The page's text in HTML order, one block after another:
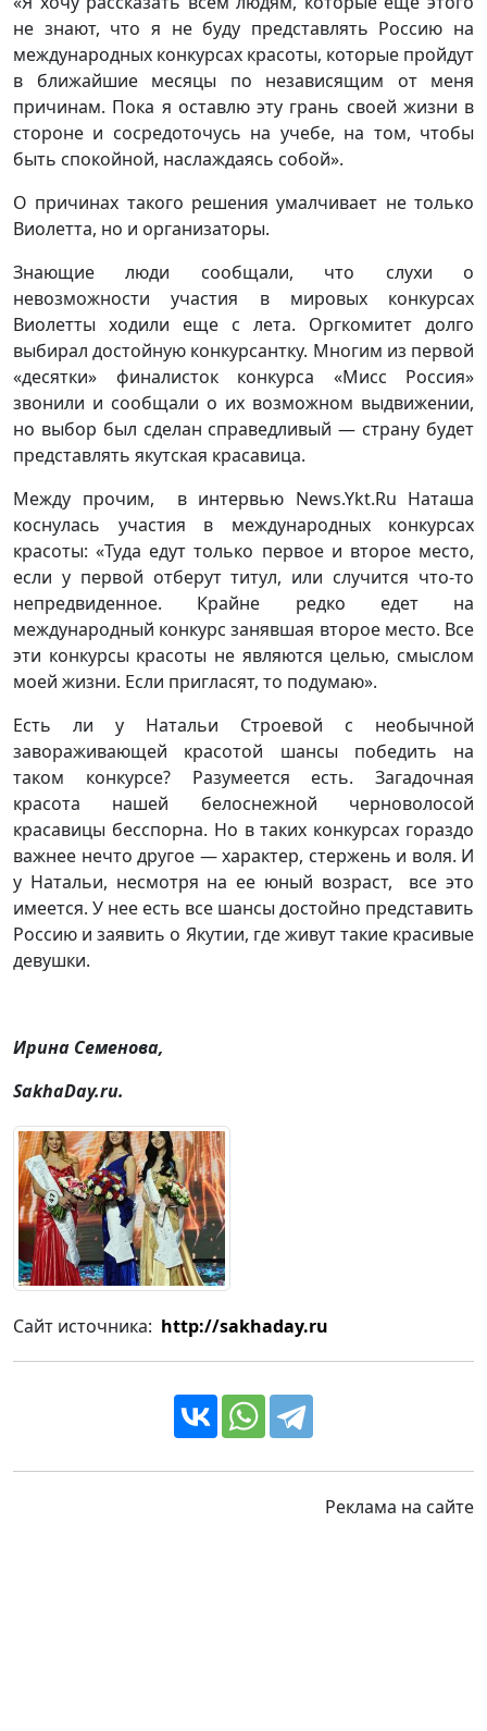
не знают, что я не буду представлять Россию на
международных конкурсах красоты, которые пройдут
в ближайшие месяцы по независящим от меня
причинам. Пока я оставлю эту грань своей жизни в
стороне и сосредоточусь на учебе, на том, чтобы
быть спокойной, наслаждаясь собой».
О причинах такого решения умалчивает не только
Виолетта, но и организаторы.
Знающие люди сообщали, что слухи о
невозможности участия в мировых конкурсах
Виолетты ходили еще с лета. Оргкомитет долго
выбирал достойную конкурсантку. Многим из первой
«десятки» финалисток конкурса «Мисс Россия»
звонили и сообщали о их возможном выдвижении,
но выбор был сделан справедливый — страну будет
представлять якутская красавица.
Между прочим, в интервью News.Ykt.Ru Наташа
коснулась участия в международных конкурсах
красоты: «Туда едут только первое и второе место,
если у первой отберут титул, или случится что-то
непредвиденное. Крайне редко едет на
международный конкурс занявшая второе место. Все
эти конкурсы красоты не являются целью, смыслом
моей жизни. Если пригласят, то подумаю».
Есть ли у Натальи Строевой с необычной
завораживающей красотой шансы победить на
таком конкурсе? Разумеется есть. Загадочная
красота нашей белоснежной черноволосой
красавицы бесспорна. Но в таких конкурсах гораздо
важнее нечто другое — характер, стержень и воля. И
у Натальи, несмотря на ее юный возраст, все это
имеется. У нее есть все шансы достойно представить
Россию и заявить о Якутии, где живут такие красивые
девушки.
Ирина Семенова,
SakhaDay.ru.
Сайт источника: http://sakhaday.ru
Реклама на сайте